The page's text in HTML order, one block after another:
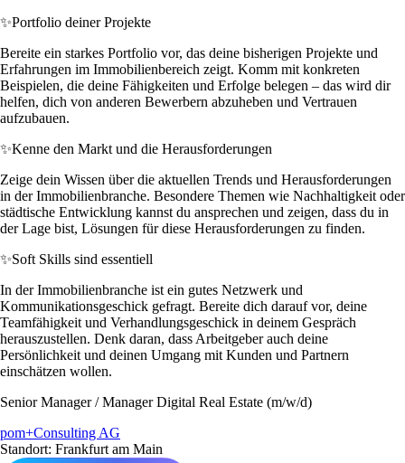
✨Portfolio deiner Projekte
Bereite ein starkes Portfolio vor, das deine bisherigen Projekte und
Erfahrungen im Immobilienbereich zeigt. Komm mit konkreten
Beispielen, die deine Fähigkeiten und Erfolge belegen – das wird dir
helfen, dich von anderen Bewerbern abzuheben und Vertrauen
aufzubauen.
✨Kenne den Markt und die Herausforderungen
Zeige dein Wissen über die aktuellen Trends und Herausforderungen
in der Immobilienbranche. Besondere Themen wie Nachhaltigkeit oder
städtische Entwicklung kannst du ansprechen und zeigen, dass du in
der Lage bist, Lösungen für diese Herausforderungen zu finden.
✨Soft Skills sind essentiell
In der Immobilienbranche ist ein gutes Netzwerk und
Kommunikationsgeschick gefragt. Bereite dich darauf vor, deine
Teamfähigkeit und Verhandlungsgeschick in deinem Gespräch
herauszustellen. Denk daran, dass Arbeitgeber auch deine
Persönlichkeit und deinen Umgang mit Kunden und Partnern
einschätzen wollen.
Senior Manager / Manager Digital Real Estate (m/w/d)
pom+Consulting AG
Standort: Frankfurt am Main